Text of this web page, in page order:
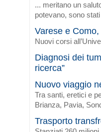
... meritano un
potevano, sono
Varese e
Nuovi corsi
Diagnosi dei
ricerca”
Nuovo viaggio
Tra santi, eretici e
Brianza, Pavia,
Trasporto